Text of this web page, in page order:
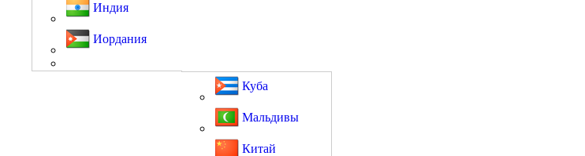
Индия
Иордания
Куба
Мальдивы
Китай